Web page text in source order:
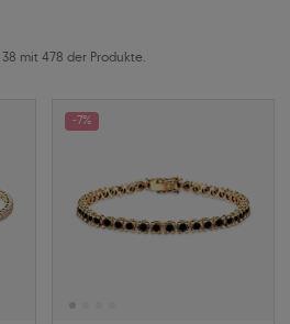
mit 478 der Produkte.
-7%